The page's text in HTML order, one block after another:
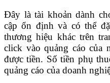
Đây là tài khoản dành
cập ổn định và có thể
thương hiệu khác trên
click vào quảng cáo của
được tiền. Số tiền phụ
quảng cáo của doanh